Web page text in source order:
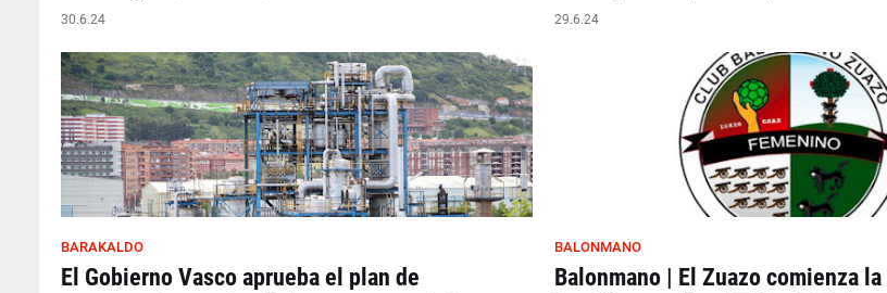
30.6.24 29.6.24
BARAKALDO
El Gobierno Vasco aprueba el plan de
BALONMANO
Balonmano | El Zuazo comienza